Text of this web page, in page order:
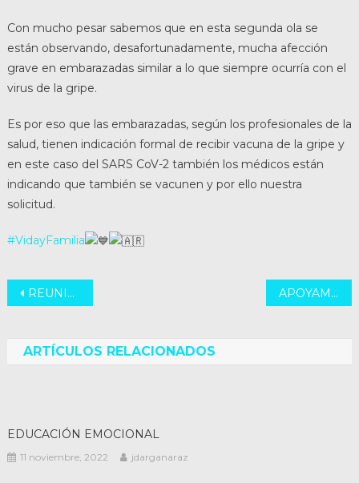
Con mucho pesar sabemos que en esta segunda ola se
están observando, desafortunadamente, mucha afección
grave en embarazadas similar a lo que siempre ocurría con el
virus de la gripe.
Es por eso que las embarazadas, según los profesionales de la
salud, tienen indicación formal de recibir vacuna de la gripe y
en este caso del SARS CoV-2 también los médicos están
indicando que también se vacunen y por ello nuestra
solicitud.
#VidayFamilia
Navegación
entradas
REUNIÓN CON EL MINISTRO DE PRODUCCIÓN AGRICULTURA Y GANADERÍA APOYAMOS AL JUEZ LÓPEZ
ARTÍCULOS RELACIONADOS
EDUCACIÓN EMOCIONAL
11 noviembre, 2022 jdarganaraz